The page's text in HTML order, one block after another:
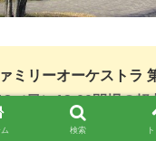
ミリーオーケストラ
（日）13:00開場＠軽
検索